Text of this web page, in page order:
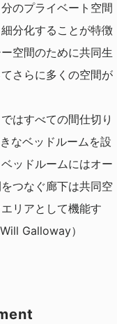
のプライベート空間
分化することが特徴
空間のために共同生
さらに多くの空間が
はすべての間仕切り
なベッドルームを設
ッドルームにはオー
つなぐ廊下は共同空
リアとして機能す
Galloway）